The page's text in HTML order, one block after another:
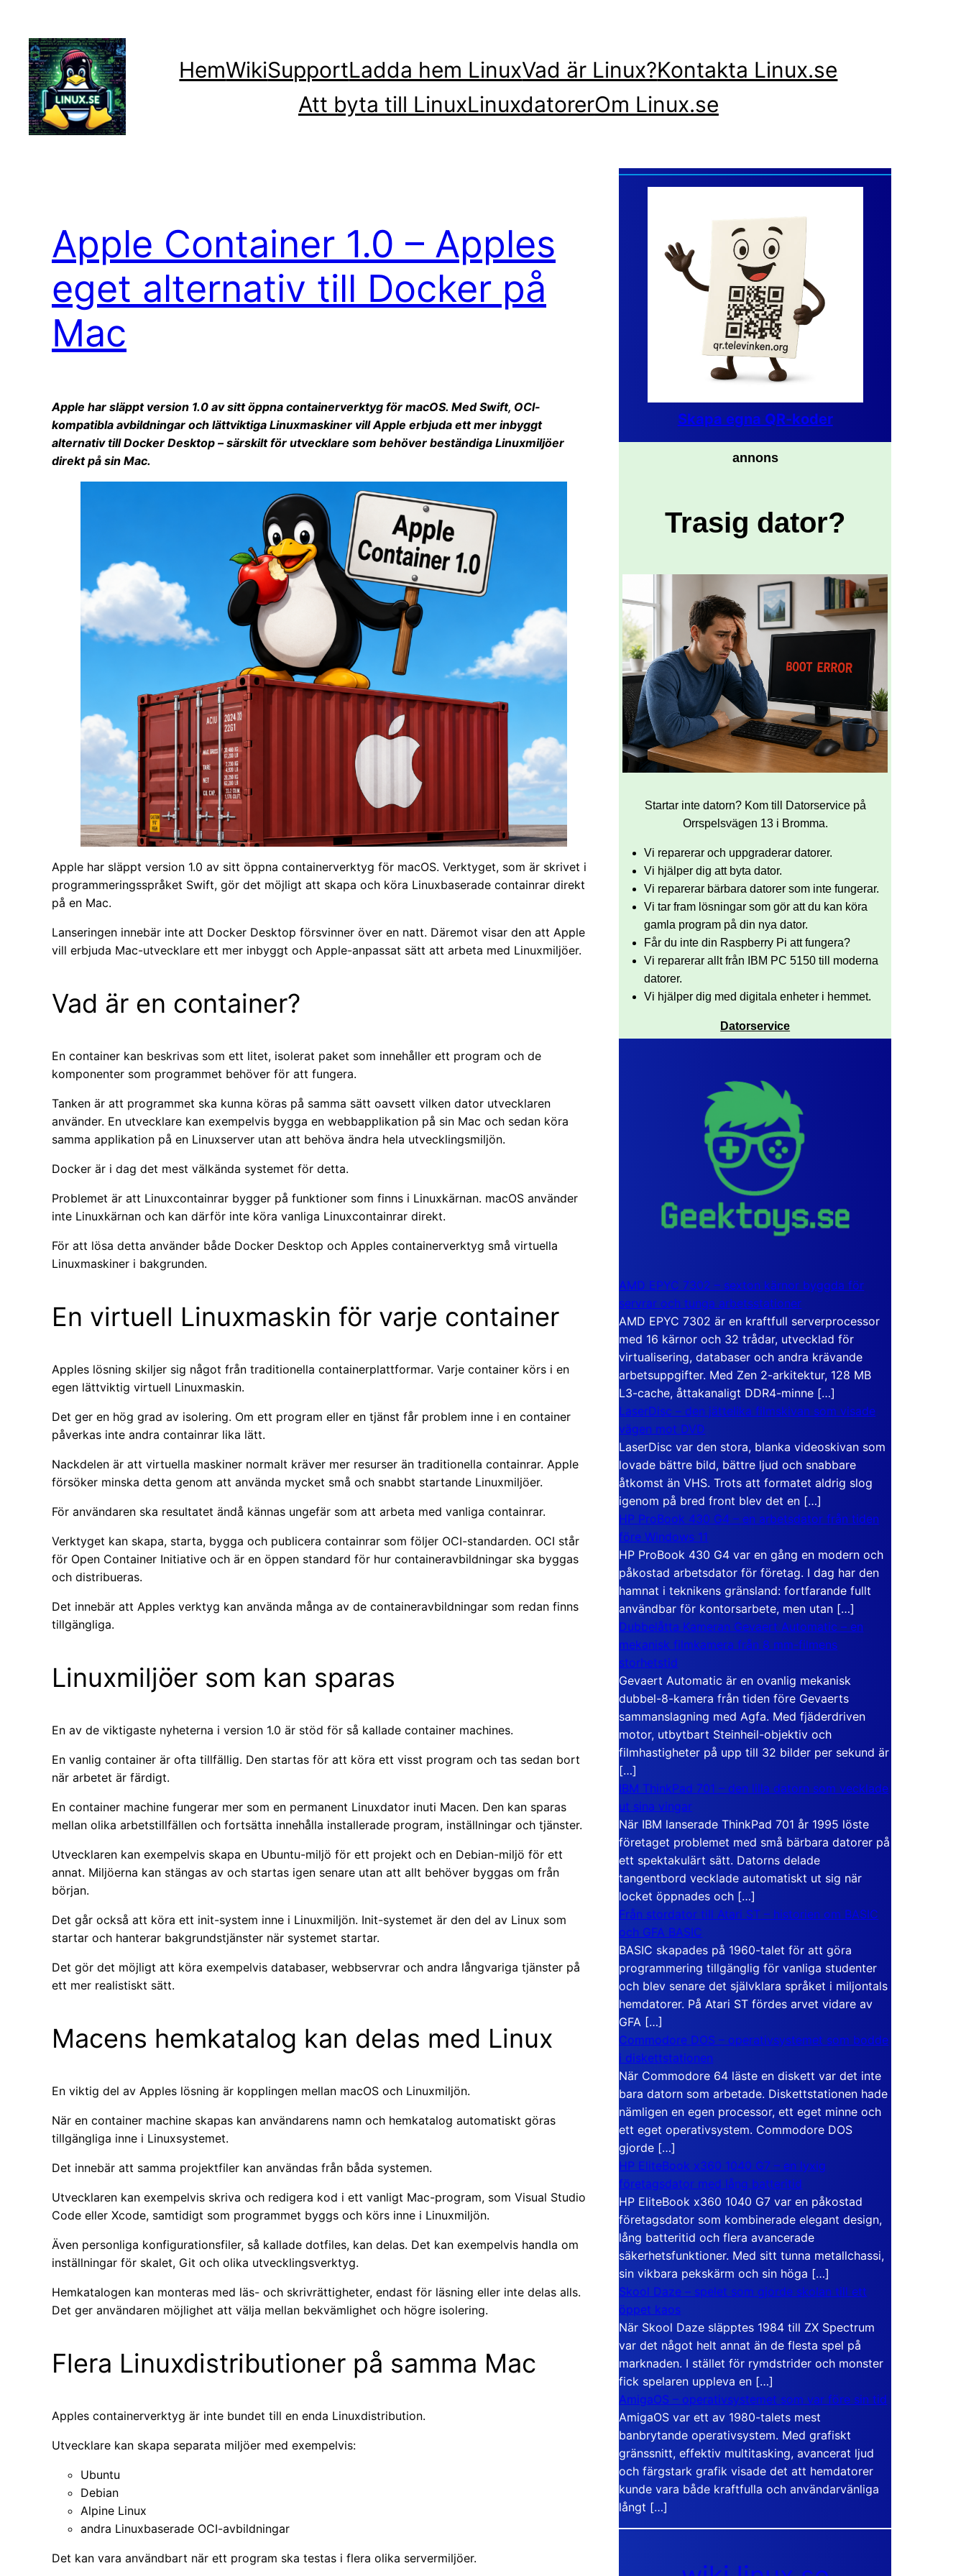
innehåll
HemWikiSupportLadda hem LinuxVad är Linux?Kontakta Linux.se
Att byta till LinuxLinuxdatorerOm Linux.se
Apple Container 1.0 – Apples
eget alternativ till Docker på
Mac
Apple har släppt version 1.0 av sitt öppna containerverktyg för macOS. Med Swift, OCI-
kompatibla avbildningar och lättviktiga Linuxmaskiner vill Apple erbjuda ett mer inbyggt
alternativ till Docker Desktop – särskilt för utvecklare som behöver beständiga Linuxmiljöer
direkt på sin Mac.
Apple har släppt version 1.0 av sitt öppna containerverktyg för macOS. Verktyget, som är skrivet i
programmeringsspråket Swift, gör det möjligt att skapa och köra Linuxbaserade containrar direkt
på en Mac.
Lanseringen innebär inte att Docker Desktop försvinner över en natt. Däremot visar den att Apple
vill erbjuda Mac-utvecklare ett mer inbyggt och Apple-anpassat sätt att arbeta med Linuxmiljöer.
Vad är en container?
En container kan beskrivas som ett litet, isolerat paket som innehåller ett program och de
komponenter som programmet behöver för att fungera.
Tanken är att programmet ska kunna köras på samma sätt oavsett vilken dator utvecklaren
använder. En utvecklare kan exempelvis bygga en webbapplikation på sin Mac och sedan köra
samma applikation på en Linuxserver utan att behöva ändra hela utvecklingsmiljön.
Docker är i dag det mest välkända systemet för detta.
Problemet är att Linuxcontainrar bygger på funktioner som finns i Linuxkärnan. macOS använder
inte Linuxkärnan och kan därför inte köra vanliga Linuxcontainrar direkt.
För att lösa detta använder både Docker Desktop och Apples containerverktyg små virtuella
Linuxmaskiner i bakgrunden.
En virtuell Linuxmaskin för varje container
Apples lösning skiljer sig något från traditionella containerplattformar. Varje container körs i en
egen lättviktig virtuell Linuxmaskin.
Det ger en hög grad av isolering. Om ett program eller en tjänst får problem inne i en container
påverkas inte andra containrar lika lätt.
Nackdelen är att virtuella maskiner normalt kräver mer resurser än traditionella containrar. Apple
försöker minska detta genom att använda mycket små och snabbt startande Linuxmiljöer.
För användaren ska resultatet ändå kännas ungefär som att arbeta med vanliga containrar.
Verktyget kan skapa, starta, bygga och publicera containrar som följer OCI-standarden. OCI står
för Open Container Initiative och är en öppen standard för hur containeravbildningar ska byggas
och distribueras.
Det innebär att Apples verktyg kan använda många av de containeravbildningar som redan finns
tillgängliga.
Linuxmiljöer som kan sparas
En av de viktigaste nyheterna i version 1.0 är stöd för så kallade container machines.
En vanlig container är ofta tillfällig. Den startas för att köra ett visst program och tas sedan bort
när arbetet är färdigt.
En container machine fungerar mer som en permanent Linuxdator inuti Macen. Den kan sparas
mellan olika arbetstillfällen och fortsätta innehålla installerade program, inställningar och tjänster.
Utvecklaren kan exempelvis skapa en Ubuntu-miljö för ett projekt och en Debian-miljö för ett
annat. Miljöerna kan stängas av och startas igen senare utan att allt behöver byggas om från
början.
Det går också att köra ett init-system inne i Linuxmiljön. Init-systemet är den del av Linux som
startar och hanterar bakgrundstjänster när systemet startar.
Det gör det möjligt att köra exempelvis databaser, webbservrar och andra långvariga tjänster på
ett mer realistiskt sätt.
Macens hemkatalog kan delas med Linux
En viktig del av Apples lösning är kopplingen mellan macOS och Linuxmiljön.
När en container machine skapas kan användarens namn och hemkatalog automatiskt göras
tillgängliga inne i Linuxsystemet.
Det innebär att samma projektfiler kan användas från båda systemen.
Utvecklaren kan exempelvis skriva och redigera kod i ett vanligt Mac-program, som Visual Studio
Code eller Xcode, samtidigt som programmet byggs och körs inne i Linuxmiljön.
Även personliga konfigurationsfiler, så kallade dotfiles, kan delas. Det kan exempelvis handla om
inställningar för skalet, Git och olika utvecklingsverktyg.
Hemkatalogen kan monteras med läs- och skrivrättigheter, endast för läsning eller inte delas alls.
Det ger användaren möjlighet att välja mellan bekvämlighet och högre isolering.
Flera Linuxdistributioner på samma Mac
Apples containerverktyg är inte bundet till en enda Linuxdistribution.
Utvecklare kan skapa separata miljöer med exempelvis:
Ubuntu
Debian
Alpine Linux
andra Linuxbaserade OCI-avbildningar
Det kan vara användbart när ett program ska testas i flera olika servermiljöer.
Skapa egna QR-koder
annons
Trasig dator?
Startar inte datorn? Kom till Datorservice på
Orrspelsvägen 13 i Bromma.
Vi reparerar och uppgraderar datorer.
Vi hjälper dig att byta dator.
Vi reparerar bärbara datorer som inte fungerar.
Vi tar fram lösningar som gör att du kan köra
gamla program på din nya dator.
Får du inte din Raspberry Pi att fungera?
Vi reparerar allt från IBM PC 5150 till moderna
datorer.
Vi hjälper dig med digitala enheter i hemmet.
Datorservice
AMD EPYC 7302 – sexton kärnor byggda för
servrar och tunga arbetsstationer
AMD EPYC 7302 är en kraftfull serverprocessor
med 16 kärnor och 32 trådar, utvecklad för
virtualisering, databaser och andra krävande
arbetsuppgifter. Med Zen 2-arkitektur, 128 MB
L3-cache, åttakanaligt DDR4-minne […]
LaserDisc – den jättelika filmskivan som visade
vägen mot DVD
LaserDisc var den stora, blanka videoskivan som
lovade bättre bild, bättre ljud och snabbare
åtkomst än VHS. Trots att formatet aldrig slog
igenom på bred front blev det en […]
HP ProBook 430 G4 – en arbetsdator från tiden
före Windows 11
HP ProBook 430 G4 var en gång en modern och
påkostad arbetsdator för företag. I dag har den
hamnat i teknikens gränsland: fortfarande fullt
användbar för kontorsarbete, men utan […]
Dubbelåtta Kameran Gevaert Automatic – en
mekanisk filmkamera från 8 mm-filmens
storhetstid
Gevaert Automatic är en ovanlig mekanisk
dubbel-8-kamera från tiden före Gevaerts
sammanslagning med Agfa. Med fjäderdriven
motor, utbytbart Steinheil-objektiv och
filmhastigheter på upp till 32 bilder per sekund är
[…]
IBM ThinkPad 701 – den lilla datorn som vecklade
ut sina vingar
När IBM lanserade ThinkPad 701 år 1995 löste
företaget problemet med små bärbara datorer på
ett spektakulärt sätt. Datorns delade
tangentbord vecklade automatiskt ut sig när
locket öppnades och […]
Från stordator till Atari ST – historien om BASIC
och GFA BASIC
BASIC skapades på 1960-talet för att göra
programmering tillgänglig för vanliga studenter
och blev senare det självklara språket i miljontals
hemdatorer. På Atari ST fördes arvet vidare av
GFA […]
Commodore DOS – operativsystemet som bodde
i diskettstationen
När Commodore 64 läste en diskett var det inte
bara datorn som arbetade. Diskettstationen hade
nämligen en egen processor, ett eget minne och
ett eget operativsystem. Commodore DOS
gjorde […]
HP EliteBook x360 1040 G7 – en lyxig
företagsdator med lång batteritid
HP EliteBook x360 1040 G7 var en påkostad
företagsdator som kombinerade elegant design,
lång batteritid och flera avancerade
säkerhetsfunktioner. Med sitt tunna metallchassi,
sin vikbara pekskärm och sin höga […]
Skool Daze – spelet som gjorde skolan till ett
öppet kaos
När Skool Daze släpptes 1984 till ZX Spectrum
var det något helt annat än de flesta spel på
marknaden. I stället för rymdstrider och monster
fick spelaren uppleva en […]
AmigaOS – operativsystemet som var före sin tid
AmigaOS var ett av 1980-talets mest
banbrytande operativsystem. Med grafiskt
gränssnitt, effektiv multitasking, avancerat ljud
och färgstark grafik visade det att hemdatorer
kunde vara både kraftfulla och användarvänliga
långt […]